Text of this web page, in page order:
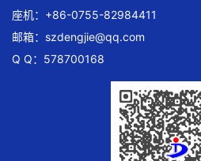
座机：+86-0755-82984411
邮箱： szdengjie@qq.com
Q Q：578700168